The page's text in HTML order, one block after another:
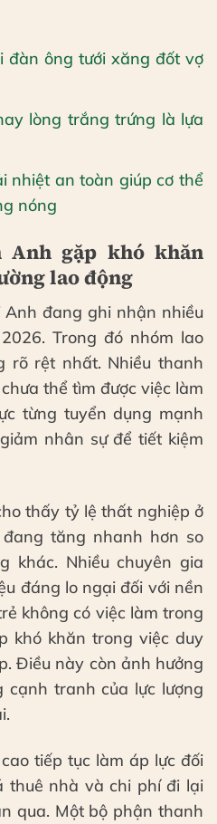
đàn ông tưới xăng đốt vợ
lòng trắng trứng là lựa
nhiệt an toàn giúp cơ thể
nóng
Anh gặp khó khăn
lao động
đang ghi nhận nhiều
Trong đó nhóm lao
rõ rệt nhất. Nhiều thanh
thể tìm được việc làm
từng tuyển dụng mạnh
nhân sự để tiết kiệm
thấy tỷ lệ thất nghiệp ở
tăng nhanh hơn so
khác. Nhiều chuyên gia
đáng lo ngại đối với nền
không có việc làm trong
khó khăn trong việc duy
Điều này còn ảnh hưởng
tranh của lực lượng
tiếp tục làm áp lực đối
thuê nhà và chi phí đi lại
qua. Một bộ phận thanh